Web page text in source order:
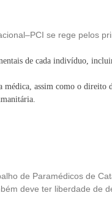
se rege pelos
de cada indivíduo,
assim como o direito
de Paramédicos de
deve ter liberdade de